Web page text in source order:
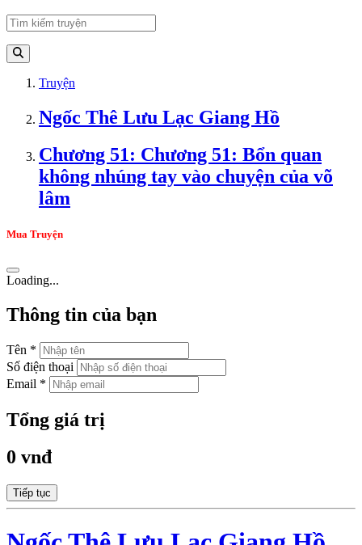
Truyện
Ngốc Thê Lưu Lạc Giang Hồ
Chương 51: Chương 51: Bổn quan
không nhúng tay vào chuyện của võ
lâm
Mua Truyện
Loading...
Thông tin của bạn
Tên *
Số điện thoại
Email *
Tổng giá trị
0 vnđ
Tiếp tục